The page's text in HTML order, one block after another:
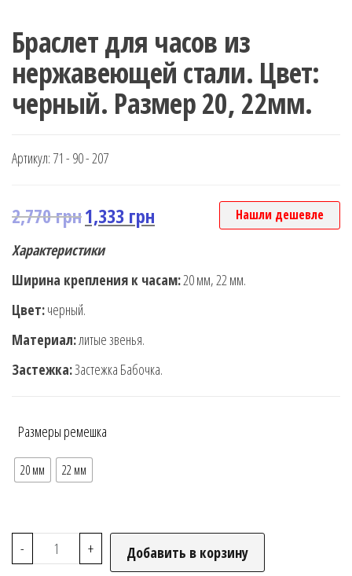
Браслет для часов из
нержавеющей стали. Цвет:
черный. Размер 20, 22мм.
Артикул: 71 - 90 - 207
2,770грн1,333 грн Нашли дешевле
Характеристики
Ширина крепления к часам:20 мм, 22 мм.
Цвет:черный.
Материал:литые звенья.
Застежка:Застежка Бабочка.
Размеры ремешка
20 мм 22 мм
- + Добавить в корзину